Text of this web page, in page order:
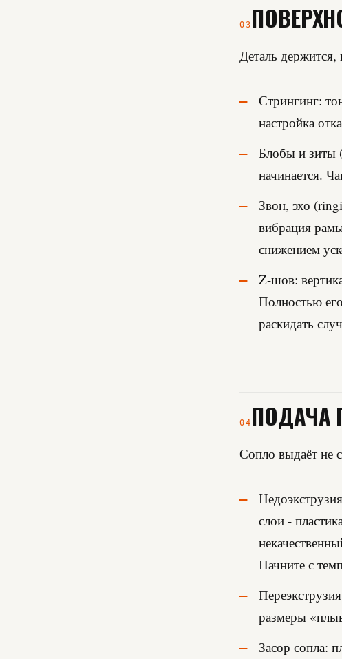
03
Деталь держится,
Стрингинг:
настройка
Блобы и зиты
начинается.
Звон, эхо
вибрация
снижением
Z-шов:
Полностью
раскидать
04 ПОДАЧА
Сопло выдаёт не
слои -
Начните с
размеры
Засор сопла: